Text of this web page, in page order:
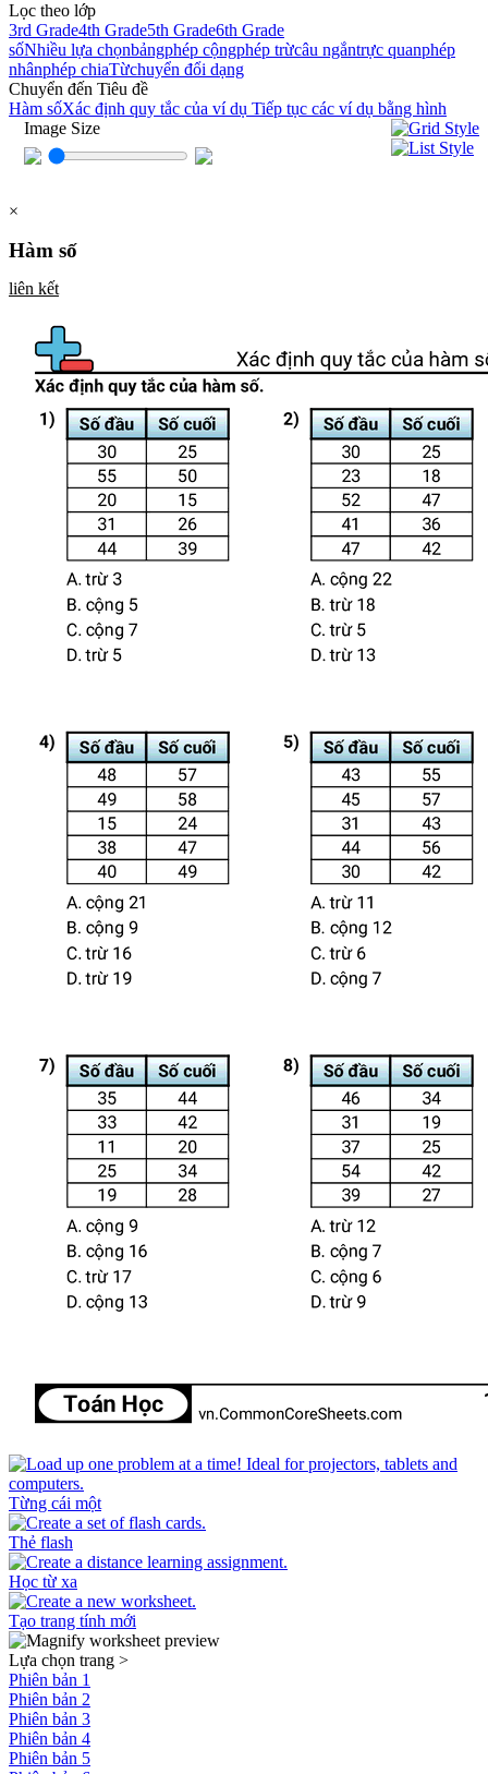
Lọc theo lớp
3rd Grade4th Grade5th Grade6th Grade
sốNhiều lựa chọnbảngphép cộngphép trừcâu ngắntrực quanphép
nhânphép chiaTừchuyển đổi dạng
Chuyển đến Tiêu đề
Hàm sốXác định quy tắc của ví dụ Tiếp tục các ví dụ bằng hình
Image Size
×
Hàm số
liên kết
Từng cái một
Thẻ flash
Học từ xa
Tạo trang tính mới
Lựa chọn trang >
Phiên bản 1
Phiên bản 2
Phiên bản 3
Phiên bản 4
Phiên bản 5